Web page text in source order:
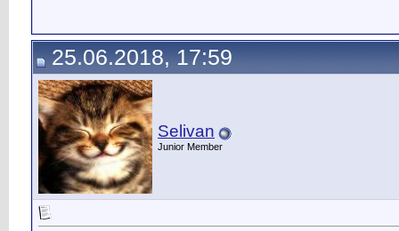
25.06.2018, 17:59
Selivan
Junior Member